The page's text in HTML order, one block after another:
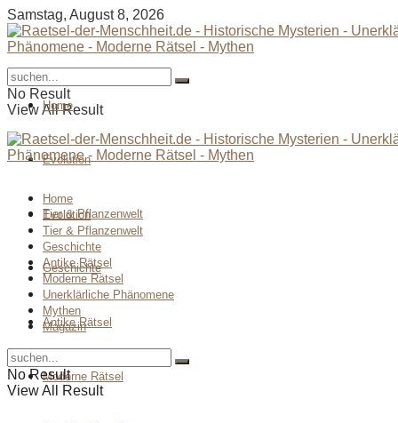
Samstag, August 8, 2026
No Result
View All Result
Home
Evolution
Tier & Pflanzenwelt
Geschichte
Antike Rätsel
Moderne Rätsel
Home
Evolution
Tier & Pflanzenwelt
Geschichte
Antike Rätsel
Moderne Rätsel
Unerklärliche Phänomene
Mythen
Magazin
No Result
View All Result